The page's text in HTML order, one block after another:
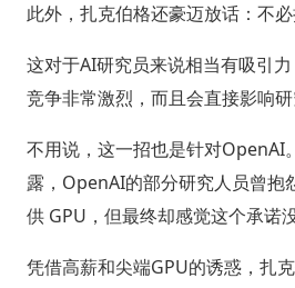
此外，扎克伯格还豪迈放话：不必
这对于AI研究员来说相当有吸引
竞争非常激烈，而且会直接影响研
不用说，这一招也是针对OpenAI
露，OpenAI的部分研究人员曾抱
供 GPU，但最终却感觉这个承诺
凭借高薪和尖端GPU的诱惑，扎